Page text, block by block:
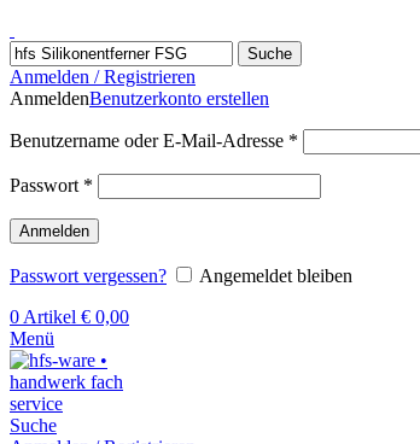
Suche
Anmelden / Registrieren
AnmeldenBenutzerkonto erstellen
Benutzername oder E-Mail-Adresse *
Passwort *
Anmelden
Passwort vergessen?
Angemeldet bleiben
0 Artikel € 0,00
Menü
Suche